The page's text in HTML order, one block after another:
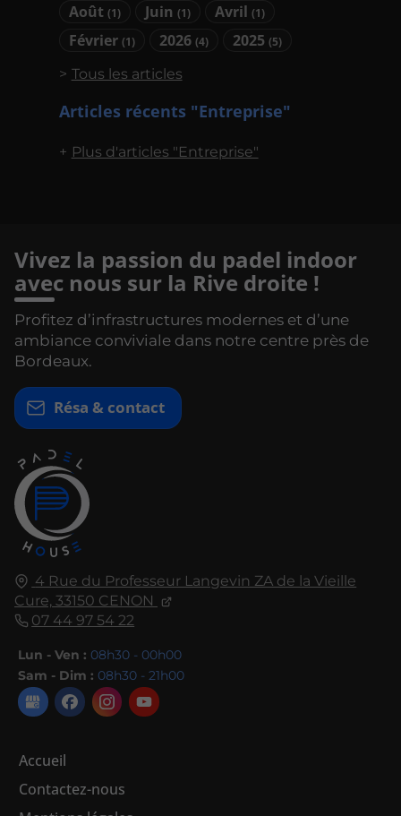
Août (1) Juin(1) Avril(1)
Février (1) 2026(4) 2025(5)
Tous les articles
Articles récents "Entreprise"
Plus d'articles "Entreprise"
4 Rue du Professeur Langevin ZA de la Vieille
Cure, 33150 CENON
07 44 97 54 22
Lun - Ven : 08h30 - 00h00
Sam - Dim : 08h30 - 21h00
Accueil
Contactez-nous
Vivez la passion du padel indoor
avec nous sur la Rive droite !
Profitez d’infrastructures modernes et d’une
ambiance conviviale dans notre centre près de
Bordeaux.
Résa & contact